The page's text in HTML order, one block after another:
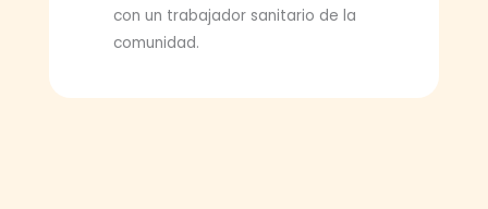
con un trabajador sanitario de la
comunidad.